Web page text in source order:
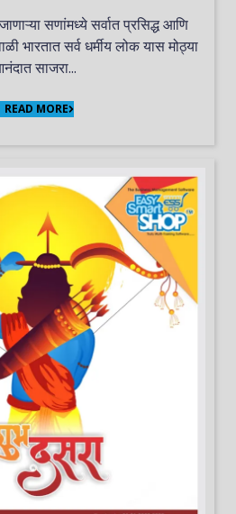
भारतात सर्व धर्मीय लोक यास मोठ्या
साजरा...
READ MORE